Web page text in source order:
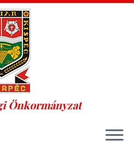
Önkormányzat